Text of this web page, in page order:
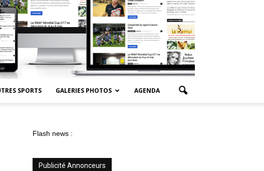
SPORTS GALERIES PHOTOS AGENDA
Flash news :
Publicité Annonceurs